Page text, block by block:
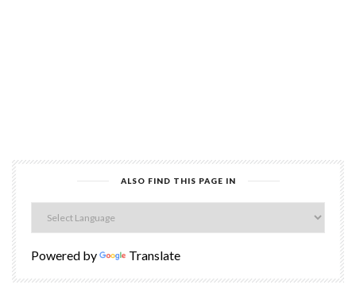
ALSO FIND THIS PAGE IN
Powered by Translate